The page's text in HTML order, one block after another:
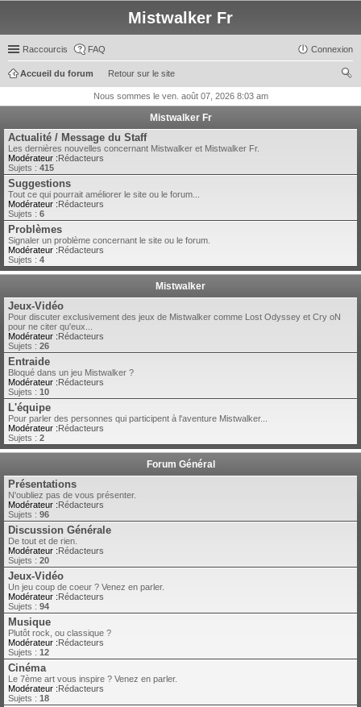
Mistwalker Fr
Raccourcis FAQ Connexion
Retour sur le site
Accueil du forum
ch
Nous sommes le ven. août 07, 2026 8:03 am
Mistwalker Fr
Actualité / Message du Staff
Les dernières nouvelles concernant Mistwalker et Mistwalker Fr.
Modérateur :Rédacteurs
Sujets : 415
Suggestions
Tout ce qui pourrait améliorer le site ou le forum...
Modérateur :Rédacteurs
Sujets : 6
Problèmes
Signaler un problème concernant le site ou le forum.
Modérateur :Rédacteurs
Sujets : 4
Mistwalker
Jeux-Vidéo
Pour discuter exclusivement des jeux de Mistwalker comme Lost Odyssey et Cry oN
pour ne citer qu'eux...
Modérateur :Rédacteurs
Sujets : 26
Entraide
Bloqué dans un jeu Mistwalker ?
Modérateur :Rédacteurs
Sujets : 10
L'équipe
Pour parler des personnes qui participent à l'aventure Mistwalker...
Modérateur :Rédacteurs
Sujets : 2
Forum Général
Présentations
N'oubliez pas de vous présenter.
Modérateur :Rédacteurs
Sujets : 96
Discussion Générale
De tout et de rien.
Modérateur :Rédacteurs
Sujets : 20
Jeux-Vidéo
Un jeu coup de coeur ? Venez en parler.
Modérateur :Rédacteurs
Sujets : 94
Musique
Plutôt rock, ou classique ?
Modérateur :Rédacteurs
Sujets : 12
Cinéma
Le 7ème art vous inspire ? Venez en parler.
Modérateur :Rédacteurs
Sujets : 18